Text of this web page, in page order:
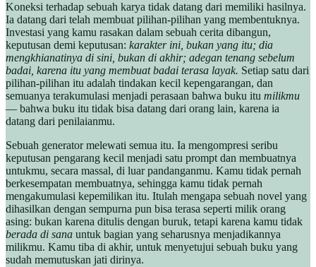
Koneksi terhadap sebuah karya tidak datang dari memiliki hasilnya.
Ia datang dari telah membuat pilihan-pilihan yang membentuknya.
Investasi yang kamu rasakan dalam sebuah cerita dibangun,
keputusan demi keputusan: karakter ini, bukan yang itu; dia
mengkhianatinya di sini, bukan di akhir; adegan tenang sebelum
badai, karena itu yang membuat badai terasa layak. Setiap satu dari
pilihan-pilihan itu adalah tindakan kecil kepengarangan, dan
semuanya terakumulasi menjadi perasaan bahwa buku itu milikmu
— bahwa buku itu tidak bisa datang dari orang lain, karena ia
datang dari penilaianmu.
Sebuah generator melewati semua itu. Ia mengompresi seribu
keputusan pengarang kecil menjadi satu prompt dan membuatnya
untukmu, secara massal, di luar pandanganmu. Kamu tidak pernah
berkesempatan membuatnya, sehingga kamu tidak pernah
mengakumulasi kepemilikan itu. Itulah mengapa sebuah novel yang
dihasilkan dengan sempurna pun bisa terasa seperti milik orang
asing: bukan karena ditulis dengan buruk, tetapi karena kamu tidak
berada di sana untuk bagian yang seharusnya menjadikannya
milikmu. Kamu tiba di akhir, untuk menyetujui sebuah buku yang
sudah memutuskan jati dirinya.